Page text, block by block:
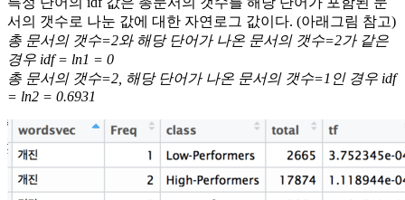
서의 갯수로 나눈 값에 대한 자연로그 값이다. (아래그림 참고)
총 문서의 갯수=2와 해당 단어가 나온 문서의 갯수=2가 같은
경우 idf = ln1 = 0
총 문서의 갯수=2, 해당 단어가 나온 문서의 갯수=1인 경우 idf
= ln2 = 0.6931